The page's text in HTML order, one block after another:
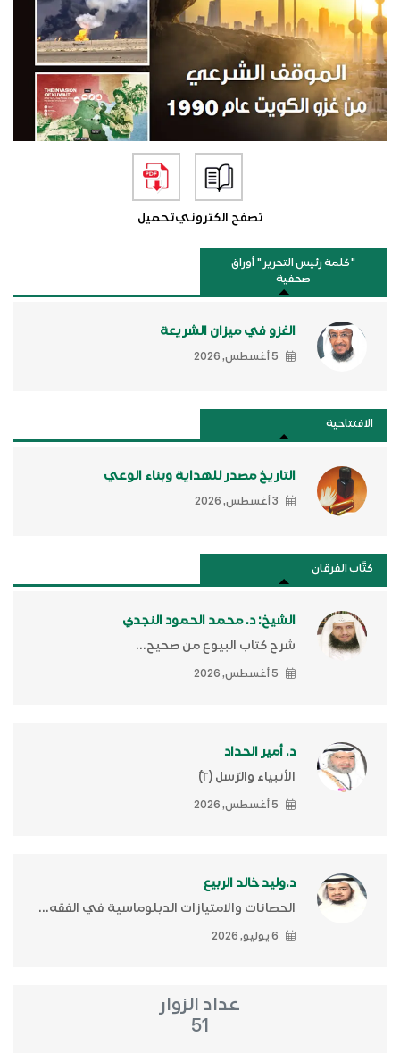
تصفح الكترونيتحميل
"كلمة رئيس التحرير " أوراق
صحفية
الغزو في ميزان الشريعة
5 أغسطس, 2026
الافتتاحية
التاريخ مصدر للهداية وبناء الوعي
3 أغسطس, 2026
كتَّاب الفرقان
الشيخ: د. محمد الحمود النجدي
شرح كتاب البيوع من صحيح...
5 أغسطس, 2026
د. أمير الحداد
الأنبياء والرّسل (٢)ّ
5 أغسطس, 2026
د.وليد خالد الربيع
الحصانات والامتيازات الدبلوماسية في الفقه...
6 يوليو, 2026
عداد الزوار
51